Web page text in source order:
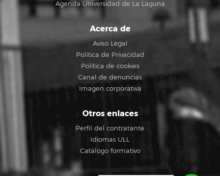
Agenda Universidad de La Laguna
Acerca de
Aviso Legal
Política de Privacidad
Política de cookies
Canal de denuncias
Imagen corporativa
Otros enlaces
Perfil del contratante
Idiomas ULL
Catálogo formativo